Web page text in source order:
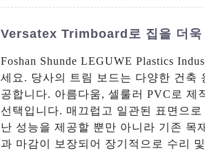
Versatex Trimboard로 집을 더욱
Foshan Shunde LEGUWE Plastics
세요. 당사의 트림 보드는 다양한 건축
공합니다. 아름다움, 셀룰러 PVC로 제
선택입니다. 매끄럽고 일관된 표면으
난 성능을 제공할 뿐만 아니라 기존 목
과 마감이 보장되어 장기적으로 수리